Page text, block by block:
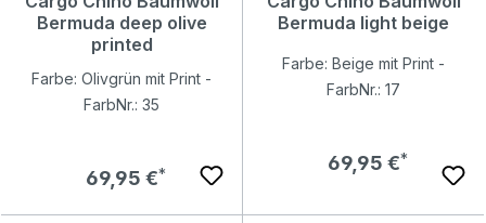
Bermuda deep olive
printed
Farbe: Olivgrün mit Print -
FarbNr.: 35
Regulärer Preis:
69,95 €
Bermuda light beige
Farbe: Beige mit Print -
FarbNr.: 17
Regulärer Preis:
69,95 €